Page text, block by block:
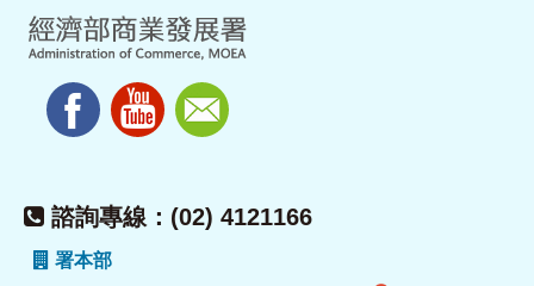
諮詢專線：(02) 4121166
署本部